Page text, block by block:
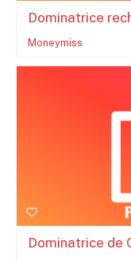
Dominatrice
Moneymiss
Dominatrice de